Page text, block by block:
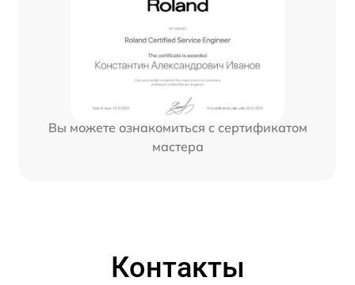
Вы можете ознакомиться с сертификатом
мастера
Контакты